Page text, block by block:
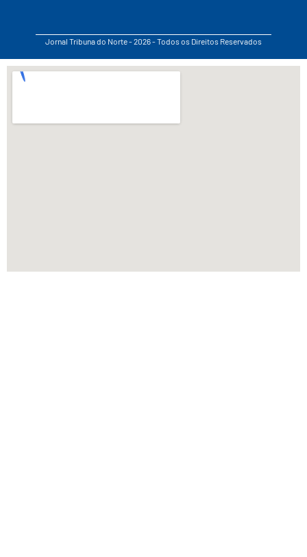
Jornal Tribuna do Norte - 2026 - Todos os Direitos Reservados